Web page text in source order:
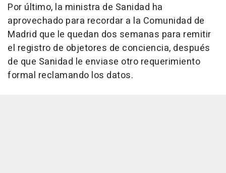
Por último, la ministra de Sanidad ha
aprovechado para recordar a la Comunidad de
Madrid que le quedan dos semanas para remitir
el registro de objetores de conciencia, después
de que Sanidad le enviase otro requerimiento
formal reclamando los datos.